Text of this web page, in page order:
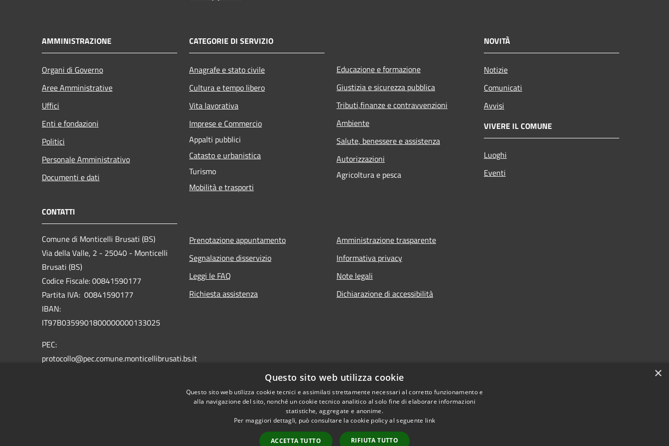
AMMINISTRAZIONE
Organi di Governo
Aree Amministrative
Uffici
Enti e fondazioni
Politici
Personale Amministrativo
Documenti e dati
CATEGORIE DI SERVIZIO
Anagrafe e stato civile
Cultura e tempo libero
Vita lavorativa
Imprese e Commercio
Appalti pubblici
Catasto e urbanistica
Turismo
Mobilità e trasporti
Educazione e formazione
Giustizia e sicurezza pubblica
Tributi,finanze e contravvenzioni
Ambiente
Salute, benessere e assistenza
Autorizzazioni
Agricoltura e pesca
NOVITÀ
Notizie
Comunicati
Avvisi
VIVERE IL COMUNE
Luoghi
Eventi
CONTATTI
Comune di Monticelli Brusati (BS)
Via della Valle, 2 - 25040 - Monticelli
Brusati (BS)
Codice Fiscale: 00841590177
Partita IVA: 00841590177
IBAN:
IT97B0359901800000000133025
PEC:
protocollo@pec.comune.monticellibrusati.bs.it
Prenotazione appuntamento
Segnalazione disservizio
Leggi le FAQ
Richiesta assistenza
Amministrazione trasparente
Informativa privacy
Note legali
Dichiarazione di accessibilità
×
Questo sito web utilizza cookie
Questo sito web utilizza cookie tecnici e assimilati strettamente necessari al corretto funzionamento e
alla navigazione del sito, nonché un cookie tecnico analitico al solo fine di elaborare informazioni
statistiche, aggregate e anonime.
Per maggiori dettagli, può consultare la cookie policy al seguente link
ACCETTA TUTTO RIFIUTA TUTTO